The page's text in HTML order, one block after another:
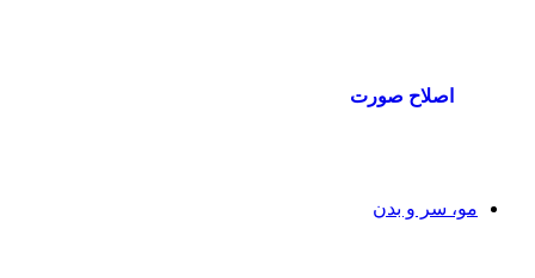
اصلاح صورت
مو، سر و بدن